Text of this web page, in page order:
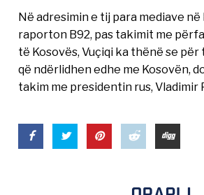
Në adresimin e tij para mediave në
raporton B92, pas takimit me
të Kosovës, Vuçiqi ka thënë se
që ndërlidhen edhe me Kosovën,
takim me presidentin rus, Vladimir